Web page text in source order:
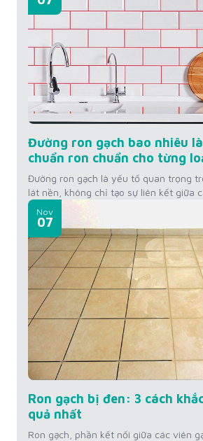
đến không gian sống. Để khắc...
Đường ron gạch bao nhiêu
chuẩn ron chuẩn cho từng
Đường ron gạch là yếu tố quan trọng
lát nền, không chỉ tạo sự liên kết giữa
còn ảnh hưởng đến thẩm mỹ không
gạch bao nhiêu là đẹp? Hãy cùng tìm
đường ron cho từng loại gạch mà
Nov
07
Ron gạch bị đen: 3 cách
quả nhất
Ron gạch, phần kết nối giữa các viên